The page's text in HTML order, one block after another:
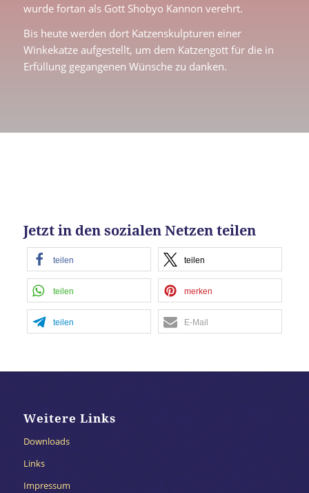
wurde fortan als Gott Shobyo Kannon verehrt.
Bis heute werden dort Katzenskulpturen einer
Winkekatze aufgestellt, um dem Katzengott für die in
Erfüllung gegangenen Wünsche zu danken.
Jetzt in den sozialen Netzen teilen
teilen teilen
teilen merken
teilen E-Mail
Weitere Links
Downloads
Links
Impressum